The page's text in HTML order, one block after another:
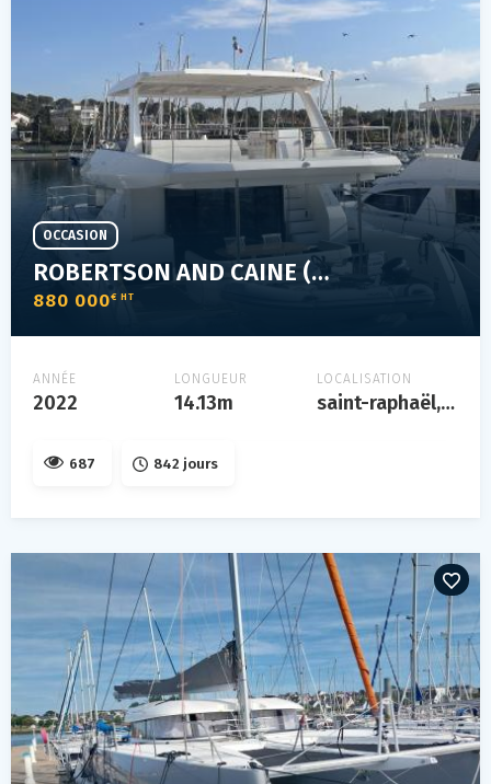
ROBERTSON AND CAINE (LEOPARD) LÉOPARD 46PC
880 000€ HT
OCCASION
ANNÉE
2022
LONGUEUR
14.13m
LOCALISATION
saint-raphaël, var, france
687 842 jours